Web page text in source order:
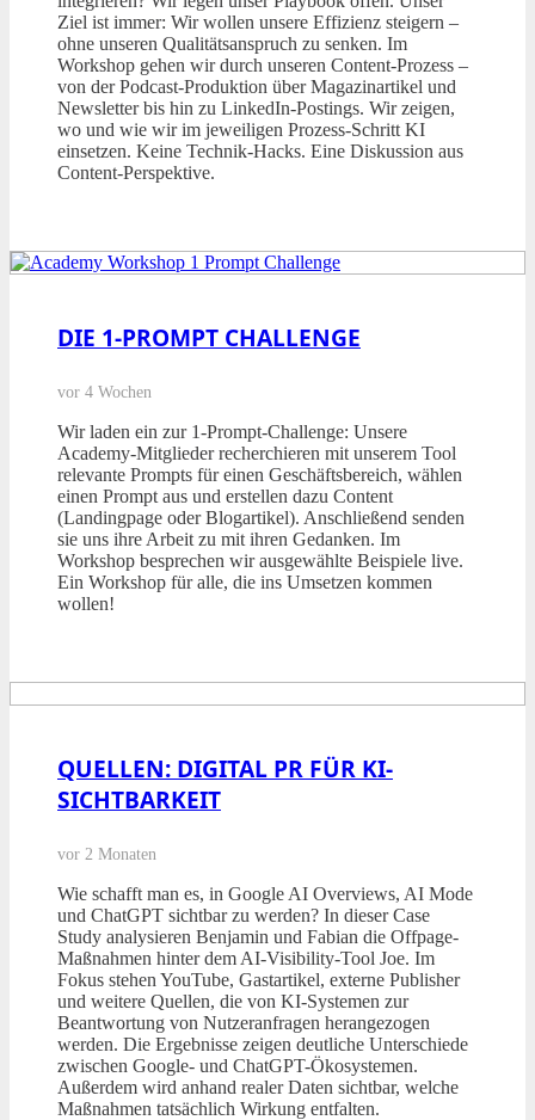
Ziel ist immer: Wir wollen unsere Effizienz steigern –
ohne unseren Qualitätsanspruch zu senken. Im
Workshop gehen wir durch unseren Content-Prozess –
von der Podcast-Produktion über Magazinartikel und
Newsletter bis hin zu LinkedIn-Postings. Wir zeigen,
wo und wie wir im jeweiligen Prozess-Schritt KI
einsetzen. Keine Technik-Hacks. Eine Diskussion aus
Content-Perspektive.
DIE 1-PROMPT CHALLENGE
vor 4 Wochen
Wir laden ein zur 1-Prompt-Challenge: Unsere
Academy-Mitglieder recherchieren mit unserem Tool
relevante Prompts für einen Geschäftsbereich, wählen
einen Prompt aus und erstellen dazu Content
(Landingpage oder Blogartikel). Anschließend senden
sie uns ihre Arbeit zu mit ihren Gedanken. Im
Workshop besprechen wir ausgewählte Beispiele live.
Ein Workshop für alle, die ins Umsetzen kommen
wollen!
QUELLEN: DIGITAL PR FÜR KI-
SICHTBARKEIT
vor 2 Monaten
Wie schafft man es, in Google AI Overviews, AI Mode
und ChatGPT sichtbar zu werden? In dieser Case
Study analysieren Benjamin und Fabian die Offpage-
Maßnahmen hinter dem AI-Visibility-Tool Joe. Im
Fokus stehen YouTube, Gastartikel, externe Publisher
und weitere Quellen, die von KI-Systemen zur
Beantwortung von Nutzeranfragen herangezogen
werden. Die Ergebnisse zeigen deutliche Unterschiede
zwischen Google- und ChatGPT-Ökosystemen.
Außerdem wird anhand realer Daten sichtbar, welche
Maßnahmen tatsächlich Wirkung entfalten.